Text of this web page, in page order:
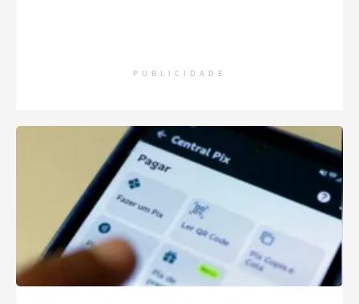
PUBLICIDADE